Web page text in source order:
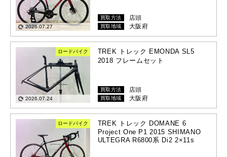
2026.07.27
買取方法 店頭
買取地域 大阪府
ロードバイク
2026.07.24
TREK トレック EMONDA SL5
2018 フレームセット
買取方法 店頭
買取地域 大阪府
ロードバイク
TREK トレック DOMANE 6
Project One P1 2015 SHIMANO
ULTEGRA R6800系 Di2 2×11s